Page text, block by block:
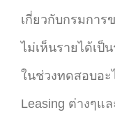
เกี่ยวกับกรมการ
ไม่เห็นรายได้เป็
ในช่วงทดสอบอ
Leasing ต่างๆแ